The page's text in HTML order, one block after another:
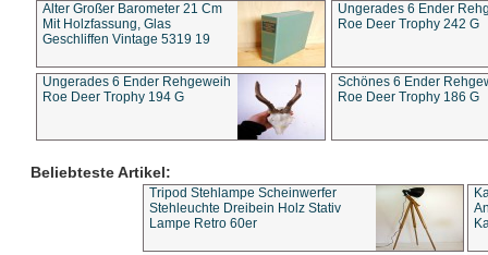
Alter Großer Barometer 21 Cm
Mit Holzfassung, Glas
Geschliffen Vintage 5319 19
Ungerades 6 Ender
Roe Deer Trophy 242 G
Ungerades 6 Ender Rehgeweih
Roe Deer Trophy 194 G
Schönes 6 Ender
Roe Deer Trophy 186 G
Beliebteste Artikel:
Tripod Stehlampe Scheinwerfer
Stehleuchte Dreibein Holz Stativ
Lampe Retro 60er